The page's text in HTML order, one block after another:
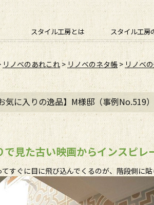
スタイル工房とは スタイル工房
リノベのあれこれ > リノベのネタ帳> リノベ
お気に入りの逸品】M様邸（事例No.519
で見た古い映画からインスピレ
てすぐに目に飛び込んでくるのが、階段側に